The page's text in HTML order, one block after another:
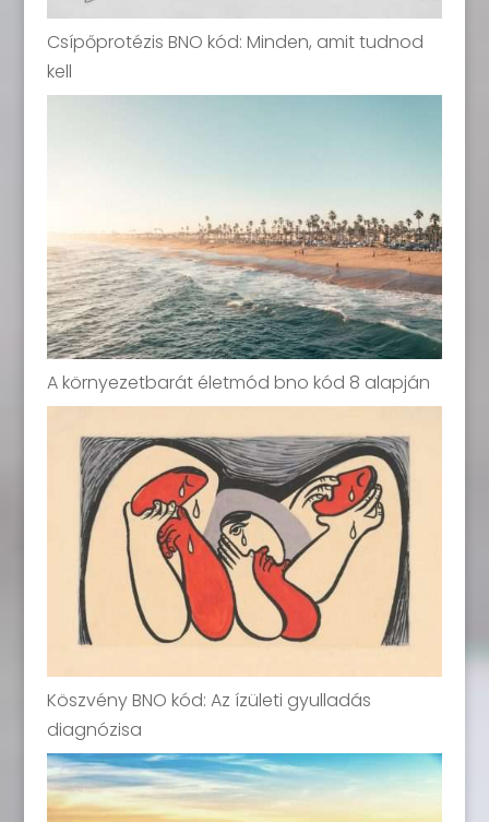
Csípőprotézis BNO kód: Minden, amit tudnod
kell
A környezetbarát életmód bno kód 8 alapján
Köszvény BNO kód: Az ízületi gyulladás
diagnózisa